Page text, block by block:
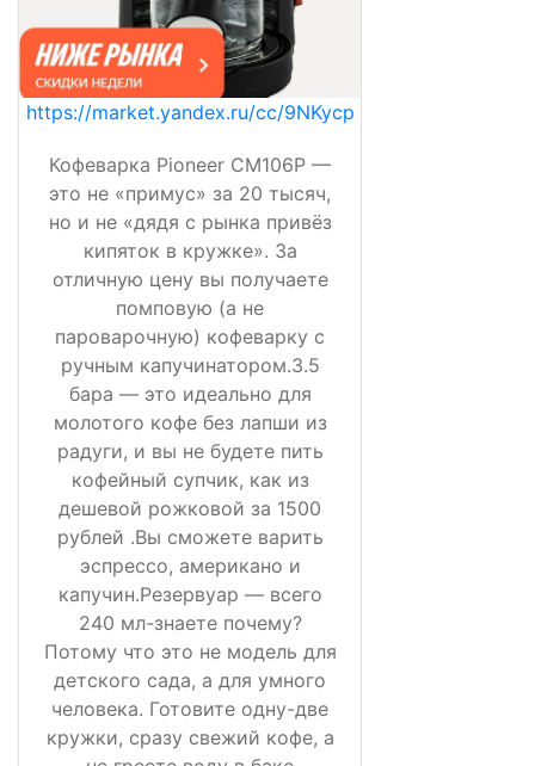
https://market.yandex.ru/cc/9NKycp
Кофеварка Pioneer CM106P —
это не «примус» за 20 тысяч,
но и не «дядя с рынка привёз
кипяток в кружке». За
отличную цену вы получаете
помповую (а не
пароварочную) кофеварку с
ручным капучинатором.3.5
бара — это идеально для
молотого кофе без лапши из
радуги, и вы не будете пить
кофейный супчик, как из
дешевой рожковой за 1500
рублей .Вы сможете варить
эспрессо, американо и
капучин.Резервуар — всего
240 мл-знаете почему?
Потому что это не модель для
детского сада, а для умного
человека. Готовите одну-две
кружки, сразу свежий кофе, а